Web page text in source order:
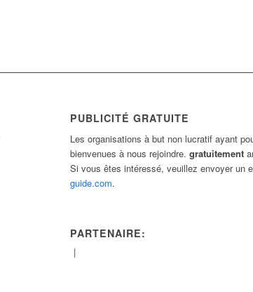
PUBLICITÉ GRATUITE
Les organisations à but non lucratif ayant
bienvenues à nous rejoindre.gratuitement
Si vous êtes intéressé, veuillez envoyer un
guide.com.
PARTENAIRE:
|